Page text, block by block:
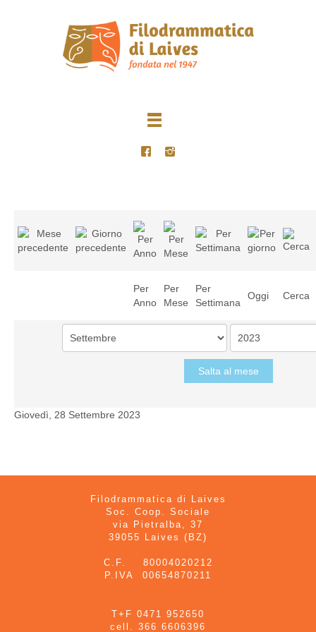
Per
Anno
Per
Mese
Per
Settimana
Oggi Cerca
Salta al mese
Giovedì, 28 Settembre 2023
Filodrammatica di Laives
Soc. Coop. Sociale
via Pietralba, 37
39055 Laives (BZ)
C.F. 80004020212
P.IVA 00654870211
T+F 0471 952650
cell. 366 6606396